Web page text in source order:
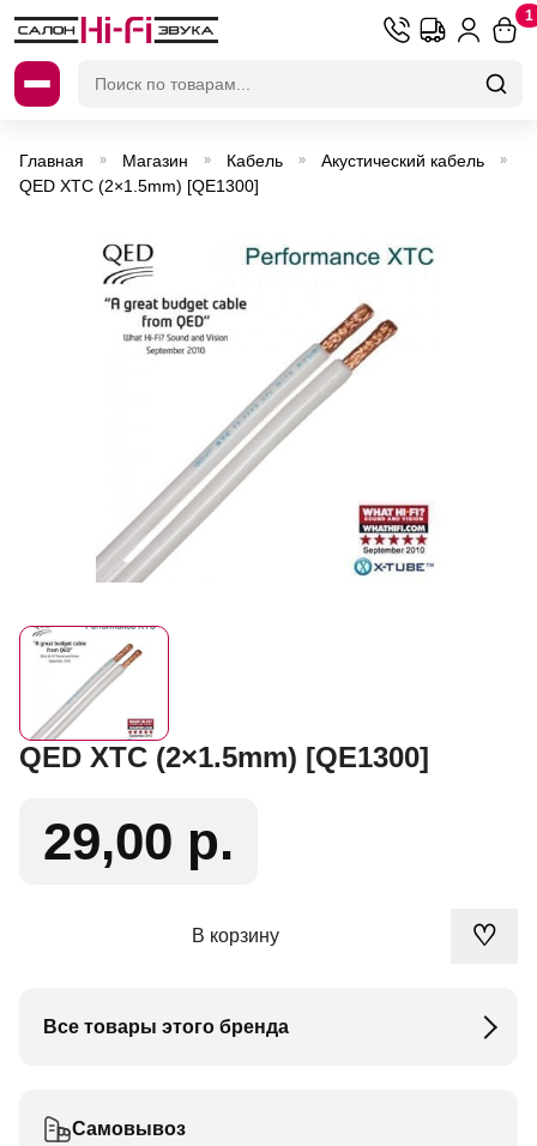
1
Главная » Магазин » Кабель » Акустический кабель »
QED XTC (2×1.5mm) [QE1300]
QED XTC (2×1.5mm) [QE1300]
29,00 р.
В корзину ♡
Все товары этого бренда
Самовывоз